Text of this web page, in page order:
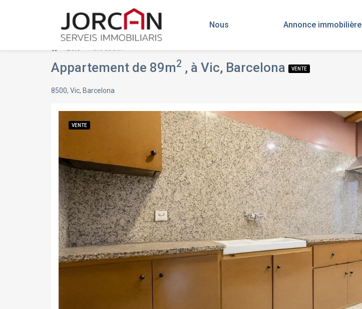
Nous Annonce immobilière
Liste Fiche du bien
Appartement de 89m2 , à Vic, Barcelona VENTE
8500, Vic, Barcelona
VENTE